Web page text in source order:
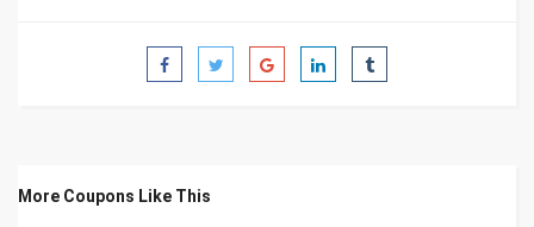
More Coupons Like This